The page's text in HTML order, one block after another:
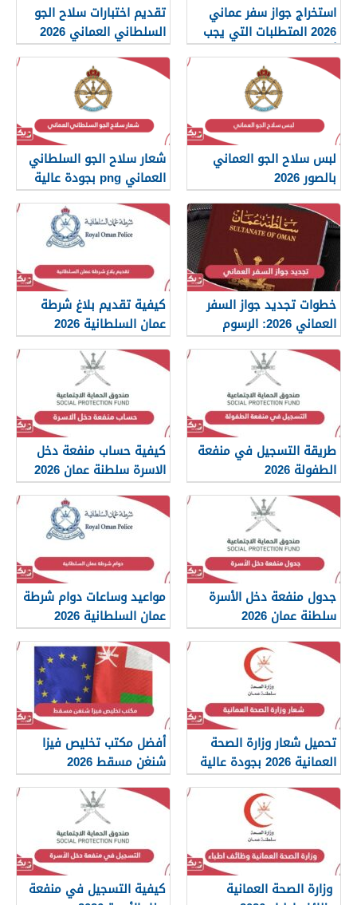
استخراج جواز سفر عماني
2026 المتطلبات التي يجب
أن تعرفها
تقديم اختبارات سلاح الجو
السلطاني العماني 2026
لبس سلاح الجو العماني
بالصور 2026
شعار سلاح الجو السلطاني
العماني png بجودة عالية
2026
خطوات تجديد جواز السفر
العماني 2026: الرسوم
والمستندات المطلوبة
كيفية تقديم بلاغ شرطة
عمان السلطانية 2026
طريقة التسجيل في منفعة
الطفولة 2026
كيفية حساب منفعة دخل
الاسرة سلطنة عمان 2026
جدول منفعة دخل الأسرة
سلطنة عمان 2026
مواعيد وساعات دوام شرطة
عمان السلطانية 2026
تحميل شعار وزارة الصحة
العمانية 2026 بجودة عالية
png
أفضل مكتب تخليص فيزا
شنغن مسقط 2026
وزارة الصحة العمانية
كيفية التسجيل في منفعة